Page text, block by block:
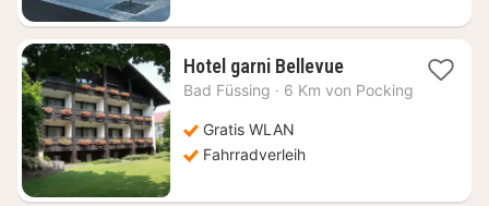
Hotel garni Bellevue1
Nacht
Bad Füssing · 6 Km von Pocking
Gratis WLAN
Fahrradverleih